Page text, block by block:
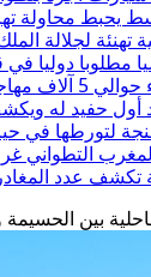
تهريب 350 كلغ من
تهنئة لجلالة
مطلوبا دوليا
المدينة
أول حفيد له
لتورطها في
التطواني
تكشف عدد
بين الحسيمة